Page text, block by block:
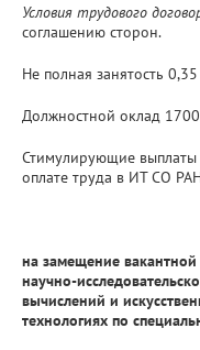
Условия трудового
соглашению сторон.
Не полная занятость 0,35
Должностной оклад
Стимулирующие выплаты
оплате труда в ИТ СО
на замещение
научно-
вычислений и
технологиях по